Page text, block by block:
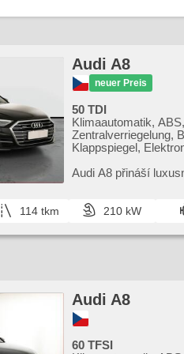
Audi A8
neuer Preis
50 TDI
Klimaautomatik,
Zentralverriegelung,
Klappspiegel,
Audi A8 přináší
114 tkm 210 kW
Audi A8
60 TFSI